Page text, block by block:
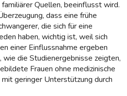
Quellen, beeinflusst wird.
dass eine frühe
die sich für eine
haben, wichtig ist, weil sich
einer Einflussnahme ergeben
die Studienergebnisse zeigten,
Frauen ohne medizinische
geringer Unterstützung durch